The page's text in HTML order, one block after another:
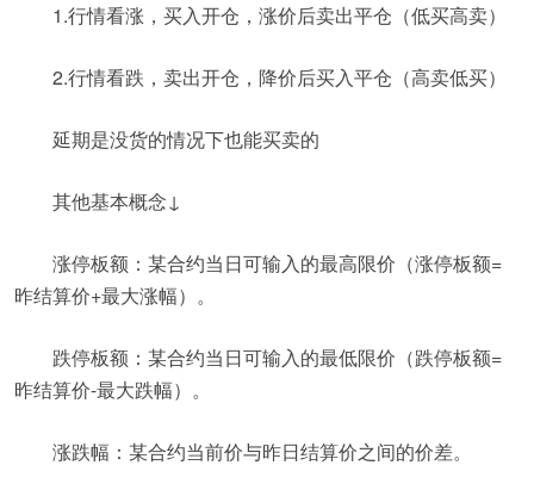
1.行情看涨，买入开仓，涨价后卖出平仓（低买高卖）
2.行情看跌，卖出开仓，降价后买入平仓（高卖低买）
延期是没货的情况下也能买卖的
其他基本概念↓
涨停板额：某合约当日可输入的最高限价（涨停板额=
昨结算价+最大涨幅）。
跌停板额：某合约当日可输入的最低限价（跌停板额=
昨结算价-最大跌幅）。
涨跌幅：某合约当前价与昨日结算价之间的价差。